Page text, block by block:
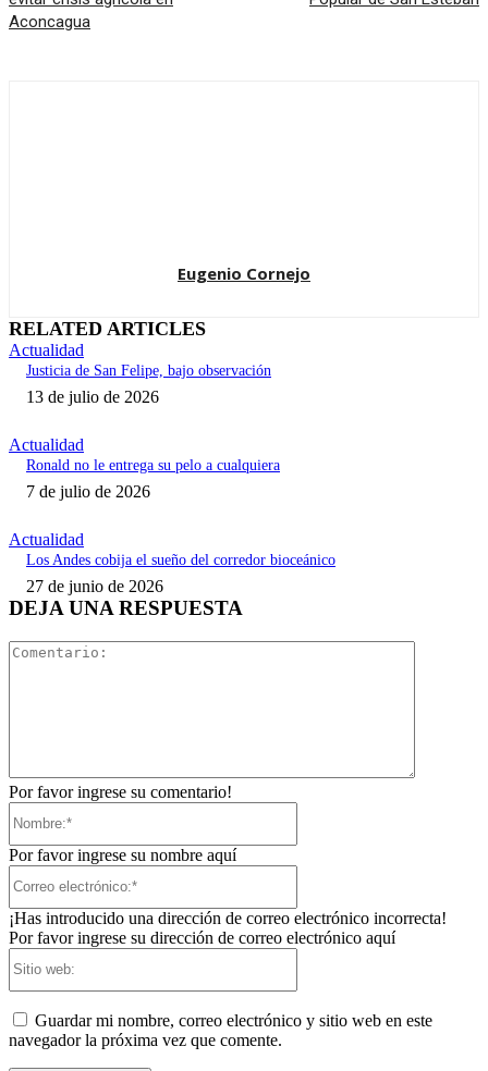
Aconcagua
Eugenio Cornejo
RELATED ARTICLES
Actualidad
Justicia de San Felipe, bajo observación
13 de julio de 2026
Actualidad
Ronald no le entrega su pelo a cualquiera
7 de julio de 2026
Actualidad
Los Andes cobija el sueño del corredor bioceánico
27 de junio de 2026
DEJA UNA RESPUESTA
Por favor ingrese su comentario!
Por favor ingrese su nombre aquí
¡Has introducido una dirección de correo electrónico incorrecta!
Por favor ingrese su dirección de correo electrónico aquí
Guardar mi nombre, correo electrónico y sitio web en este
navegador la próxima vez que comente.